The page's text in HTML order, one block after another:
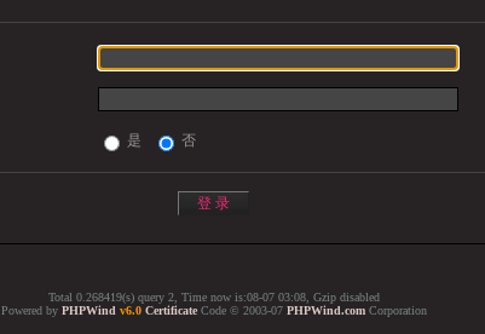
是 否
Total 0.268419(s) query 2, Time now is:08-07 03:08, Gzip disabled
Powered by PHPWind v6.0 Certificate Code © 2003-07 PHPWind.com Corporation